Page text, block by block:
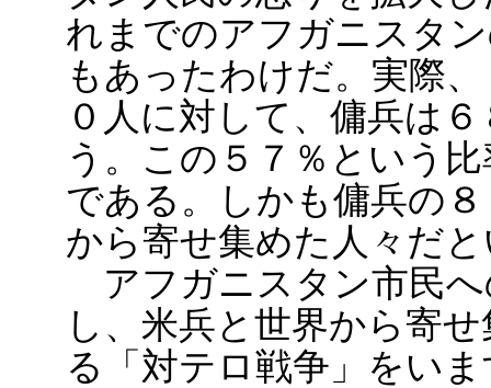
れまでのアフガニスタ
もあったわけだ。実際
０人に対して、傭兵は
う。この５７％という
である。しかも傭兵の
から寄せ集めた人々だ
アフガニスタン市民へ
し、米兵と世界から寄
る「対テロ戦争」をい